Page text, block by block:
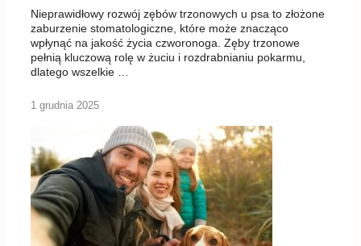
Nieprawidłowy rozwój zębów trzonowych u psa to złożone
zaburzenie stomatologiczne, które może znacząco
wpłynąć na jakość życia czworonoga. Zęby trzonowe
pełnią kluczową rolę w żuciu i rozdrabnianiu pokarmu,
dlatego wszelkie …
1 grudnia 2025